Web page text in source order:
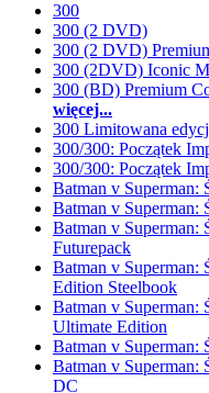
300
300 (2 DVD)
300 (2 DVD)
300 (2DVD) Iconic
300 (BD) Premium
więcej...
300 Limitowana
300/300: Początek
300/300: Początek
Batman v Superman:
Batman v
Batman v
Futurepack
Batman v
Edition Steelbook
Batman v
Ultimate Edition
Batman v
Batman v
DC